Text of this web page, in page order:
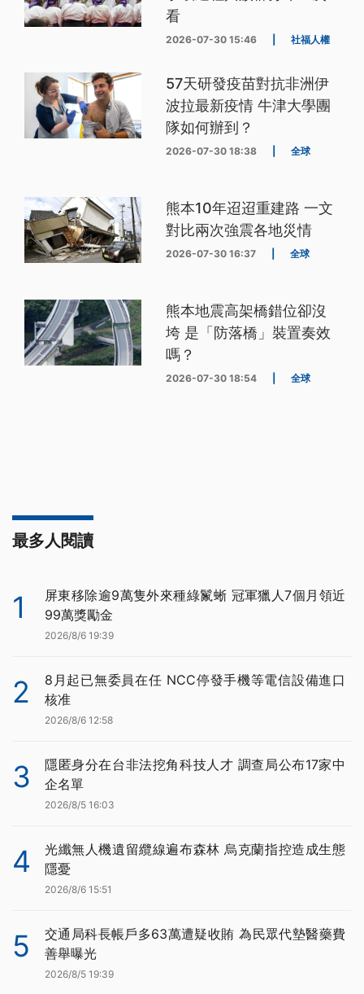
看
2026-07-30 15:46 社福人權
57天研發疫苗對抗非洲伊
波拉最新疫情 牛津大學團
隊如何辦到？
2026-07-30 18:38 全球
熊本10年迢迢重建路 一文
對比兩次強震各地災情
2026-07-30 16:37 全球
熊本地震高架橋錯位卻沒
垮 是「防落橋」裝置奏效
嗎？
2026-07-30 18:54 全球
最多人閱讀
1
屏東移除逾9萬隻外來種綠鬣蜥 冠軍獵人7個月領近
99萬獎勵金
2026/8/6 19:39
2
8月起已無委員在任 NCC停發手機等電信設備進口
核准
2026/8/6 12:58
3
隱匿身分在台非法挖角科技人才 調查局公布17家中
企名單
2026/8/5 16:03
4
光纖無人機遺留纜線遍布森林 烏克蘭指控造成生態
隱憂
2026/8/6 15:51
5
交通局科長帳戶多63萬遭疑收賄 為民眾代墊醫藥費
善舉曝光
2026/8/5 19:39